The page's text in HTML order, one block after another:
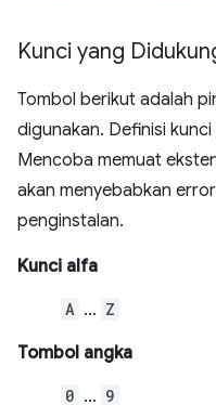
Kunci yang
Tombol berikut adalah
digunakan. Definisi
Mencoba memuat
akan menyebabkan
penginstalan.
Kunci alfa
A … Z
Tombol angka
0 … 9